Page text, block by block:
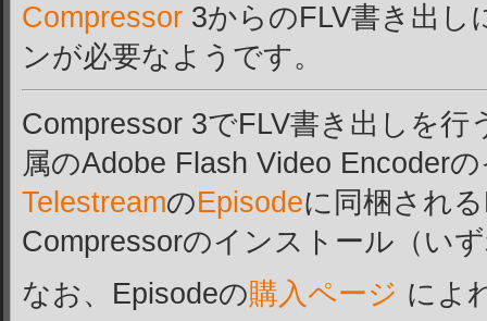
Compressor 3からのFLV書き出し
ンが必要なようです。
Compressor 3でFLV書き出しを行
属のAdobe Flash Video Encoder
TelestreamのEpisodeに同梱され
Compressorのインストール（い
なお、Episodeの購入ページ によ